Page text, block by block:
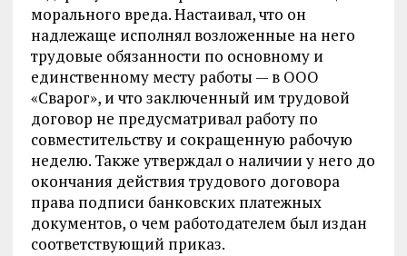
морального вреда. Настаивал, что он
надлежаще исполнял возложенные на него
трудовые обязанности по основному и
единственному месту работы — в ООО
«Сварог», и что заключенный им трудовой
договор не предусматривал работу по
совместительству и сокращенную рабочую
неделю. Также утверждал о наличии у него до
окончания действия трудового договора
права подписи банковских платежных
документов, о чем работодателем был издан
соответствующий приказ.